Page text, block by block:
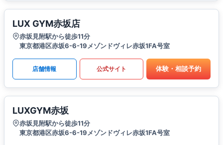
LUX GYM赤坂店
赤坂見附駅から徒歩11分
東京都港区赤坂6-6-19メゾンドヴィレ赤坂1FA号室
店舗情報 公式サイト 体験・相談予約
LUXGYM赤坂
赤坂見附駅から徒歩11分
東京都港区赤坂6-6-19メゾンドヴィレ赤坂1FA号室